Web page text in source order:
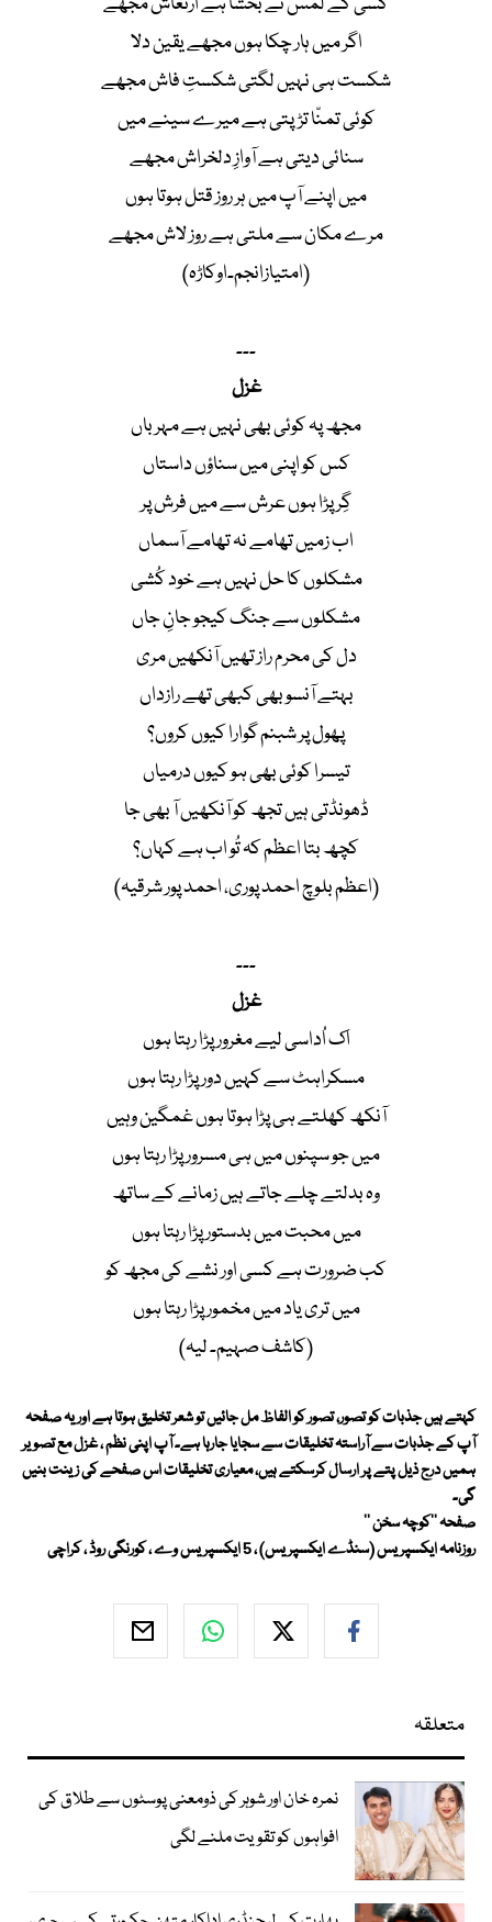
اگر میں ہار چکا ہوں مجھے یقین دلا
شکست ہی نہیں لگتی شکستِ فاش مجھے
کوئی تمنّا تڑپتی ہے میرے سینے میں
سنائی دیتی ہے آوازِ دلخراش مجھے
میں اپنے آپ میں ہر روز قتل ہوتا ہوں
مرے مکان سے ملتی ہے روز لاش مجھے
(امتیازانجم۔اوکاڑہ)
۔۔۔
غزل
مجھ پہ کوئی بھی نہیں ہے مہرباں
کس کو اپنی میں سناؤں داستاں
گِر پڑا ہوں عرش سے میں فرش پر
اب زمیں تھامے نہ تھامے آسماں
مشکلوں کا حل نہیں ہے خود کُشی
مشکلوں سے جنگ کیجو جانِ جاں
دل کی محرم راز تھیں آنکھیں مری
بہتے آنسو بھی کبھی تھے رازداں
پھول پر شبنم گوارا کیوں کروں؟
تیسرا کوئی بھی ہو کیوں درمیاں
ڈھونڈتی ہیں تجھ کو آنکھیں آ بھی جا
کچھ بتا اعظم کہ تُو اب ہے کہاں؟
(اعظم بلوچ احمد پوری، احمد پور شرقیہ)
۔۔۔
غزل
اک اُداسی لیے مغرور پڑا رہتا ہوں
مسکراہٹ سے کہیں دور پڑا رہتا ہوں
آنکھ کھلتے ہی پڑا ہوتا ہوں غمگین وہیں
میں جو سپنوں میں ہی مسرور پڑا رہتا ہوں
وہ بدلتے چلے جاتے ہیں زمانے کے ساتھ
میں محبت میں بدستور پڑا رہتا ہوں
کب ضرورت ہے کسی اور نشے کی مجھ کو
میں تری یاد میں مخمور پڑا رہتا ہوں
(کاشف صہیم۔ لیہ)
کہتے ہیں جذبات کو تصور، تصور کو الفاظ مل جائیں تو شعر تخلیق ہوتا ہے اور یہ صفحہ
آپ کے جذبات سے آراستہ تخلیقات سے سجایا جارہا ہے۔ آپ اپنی نظم ، غزل مع تصویر
ہمیں درج ذیل پتے پر ارسال کرسکتے ہیں، معیاری تخلیقات اس صفحے کی زینت بنیں
گی۔
صفحہ ''کوچہ سخن ''
روزنامہ ایکسپریس (سنڈے ایکسپریس) ، 5 ایکسپریس وے ، کورنگی روڈ ، کراچی
متعلقہ
نمرہ خان اور شوہر کی ذومعنی پوسٹوں سے طلاق کی
افواہوں کو تقویت ملنے لگی